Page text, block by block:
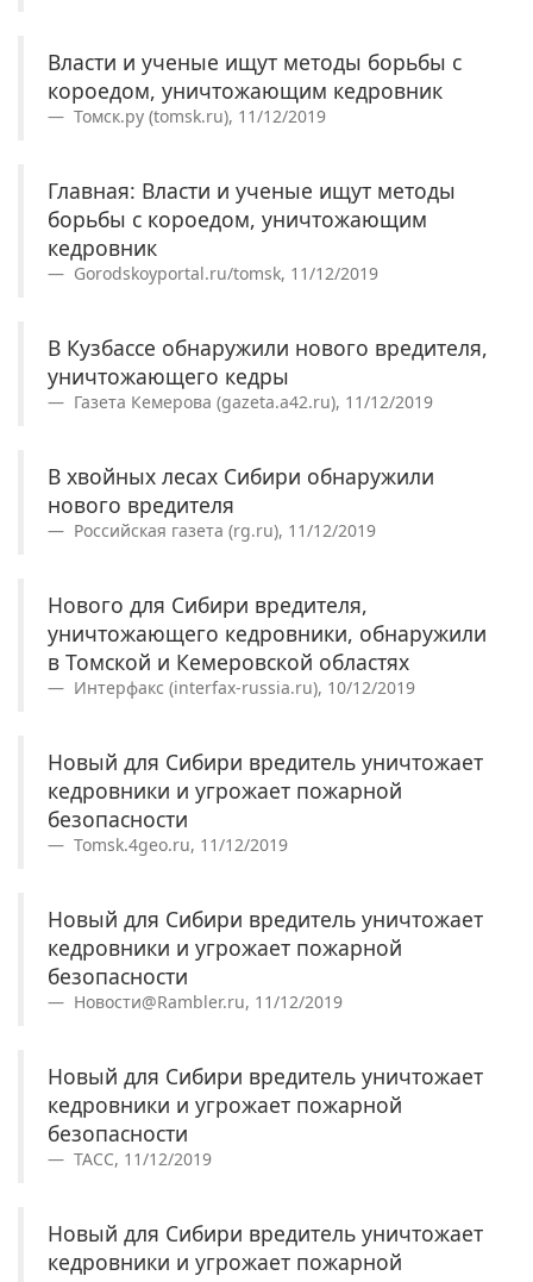
Власти и ученые ищут методы борьбы с
короедом, уничтожающим кедровник
Томск.ру (tomsk.ru), 11/12/2019
Главная: Власти и ученые ищут методы
борьбы с короедом, уничтожающим
кедровник
Gorodskoyportal.ru/tomsk, 11/12/2019
В Кузбассе обнаружили нового вредителя,
уничтожающего кедры
Газета Кемерова (gazeta.a42.ru), 11/12/2019
В хвойных лесах Сибири обнаружили
нового вредителя
Российская газета (rg.ru), 11/12/2019
Нового для Сибири вредителя,
уничтожающего кедровники, обнаружили
в Томской и Кемеровской областях
Интерфакс (interfax-russia.ru), 10/12/2019
Новый для Сибири вредитель уничтожает
кедровники и угрожает пожарной
безопасности
Tomsk.4geo.ru, 11/12/2019
Новый для Сибири вредитель уничтожает
кедровники и угрожает пожарной
безопасности
Новости@Rambler.ru, 11/12/2019
Новый для Сибири вредитель уничтожает
кедровники и угрожает пожарной
безопасности
ТАСС, 11/12/2019
Новый для Сибири вредитель уничтожает
кедровники и угрожает пожарной